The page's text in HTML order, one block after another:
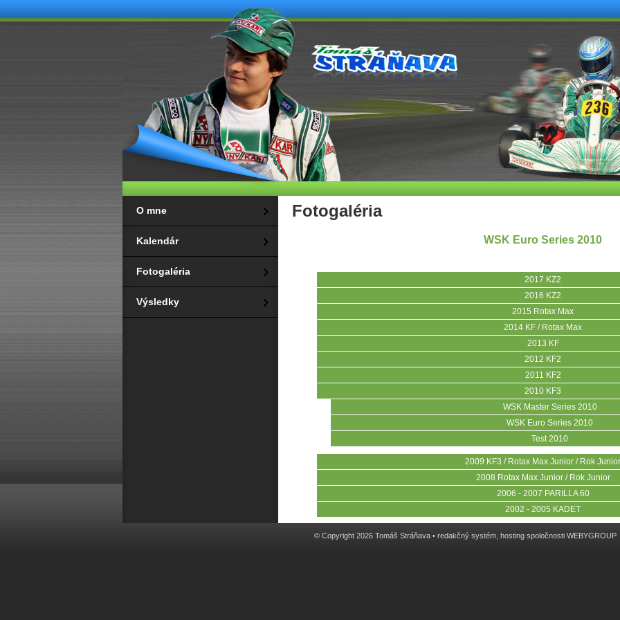
Fotogaléria
WSK Euro Series 2010
2017 KZ2
2016 KZ2
2015 Rotax Max
2014 KF / Rotax Max
2013 KF
2012 KF2
2011 KF2
2010 KF3
WSK Master Series 2010
WSK Euro Series 2010
Test 2010
2009 KF3 / Rotax Max Junior / Rok Junior
2008 Rotax Max Junior / Rok Junior
2006 - 2007 PARILLA 60
2002 - 2005 KADET
O mne
Kalendár
Fotogaléria
Výsledky
© Copyright 2026 Tomáš Stráňava • redakčný systém, hostingspoločnosti WEBYGROUP